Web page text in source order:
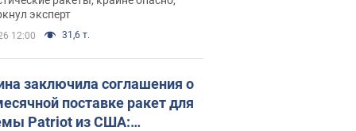
эксперт
12:00 31,6 т.
заключила соглашения о
поставке ракет для
Patriot из США: